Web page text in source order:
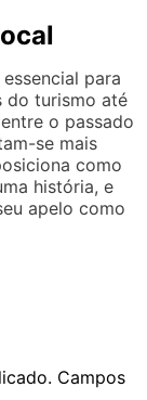
para
do turismo até
o passado
se mais
como
história, e
apelo como
Campos